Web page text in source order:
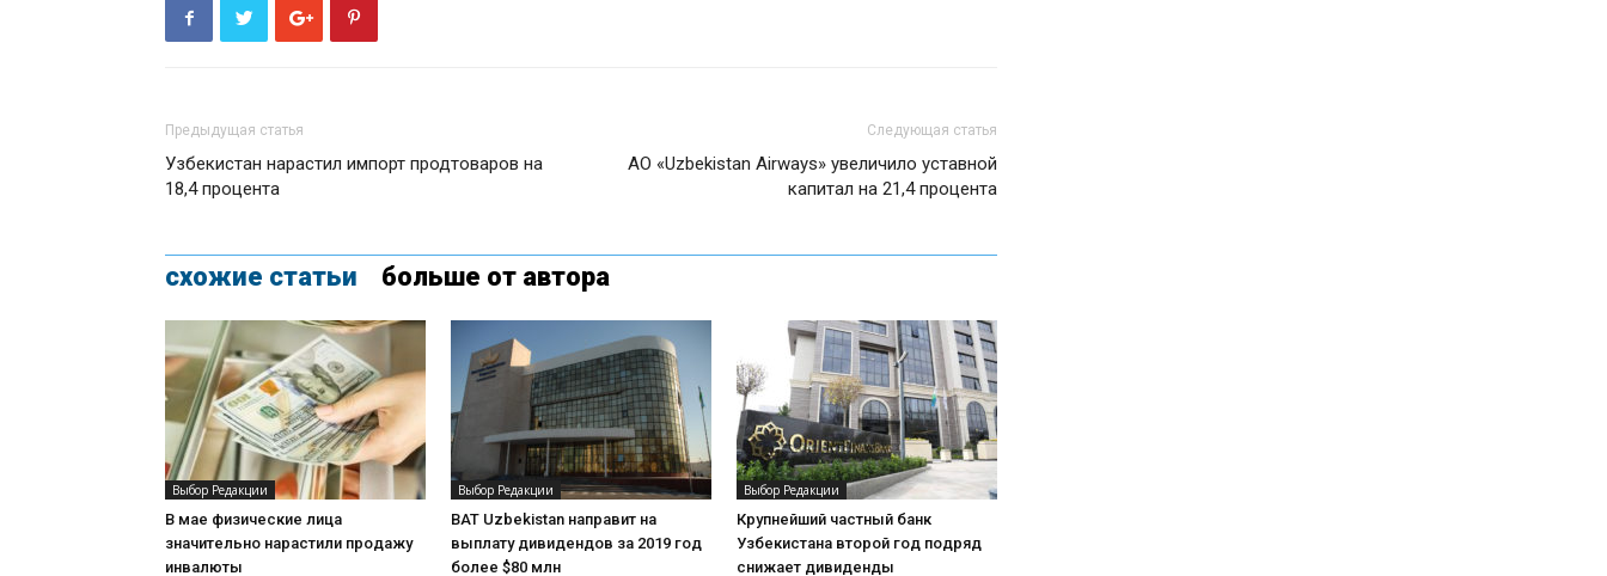
Предыдущая статья
Узбекистан нарастил импорт продтоваров на
18,4 процента
Следующая статья
АО «Uzbekistan Airways» увеличило уставной
капитал на 21,4 процента
схожие статьи больше от автора
Выбор Редакции
В мае физические лица
значительно нарастили продажу
инвалюты
Выбор Редакции
BAT Uzbekistan направит на
выплату дивидендов за 2019 год
более $80 млн
Выбор Редакции
Крупнейший частный банк
Узбекистана второй год подряд
снижает дивиденды